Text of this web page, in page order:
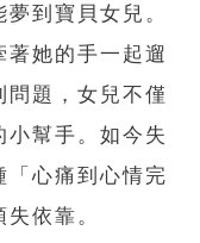
到寶貝女兒。
著她的手一起遛
問題，女兒不僅
小幫手。如今失
「心痛到心情完
依靠。